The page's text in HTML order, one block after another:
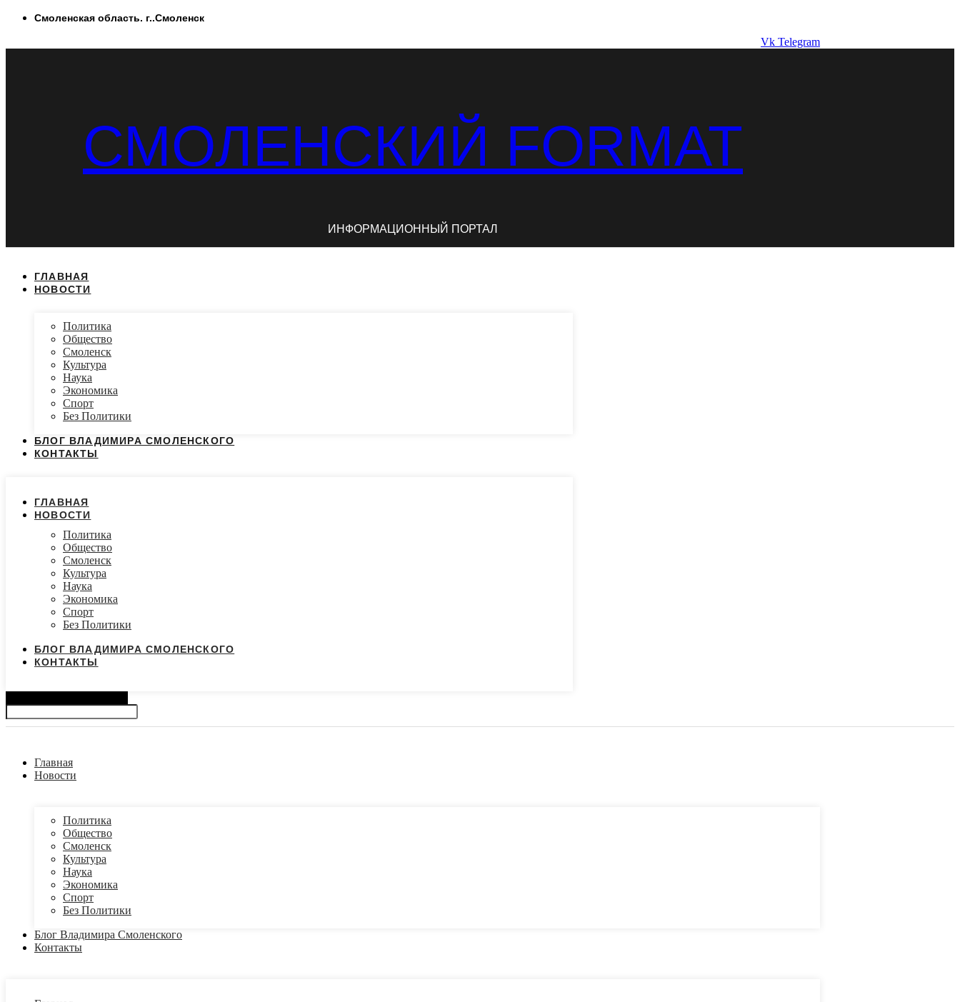
ПерейтиСмоленская область. г..Смоленск
Vk Telegram
СМОЛЕНСКИЙ FORMAT
ИНФОРМАЦИОННЫЙ ПОРТАЛ
ГЛАВНАЯ
НОВОСТИ
Политика
Общество
Смоленск
Культура
Наука
Экономика
Спорт
Без Политики
БЛОГ ВЛАДИМИРА СМОЛЕНСКОГО
КОНТАКТЫ
ГЛАВНАЯ
НОВОСТИ
Политика
Общество
Смоленск
Культура
Наука
Экономика
Спорт
Без Политики
БЛОГ ВЛАДИМИРА СМОЛЕНСКОГО
КОНТАКТЫ
Главная
Новости
Политика
Общество
Смоленск
Культура
Наука
Экономика
Спорт
Без Политики
Блог Владимира Смоленского
Контакты